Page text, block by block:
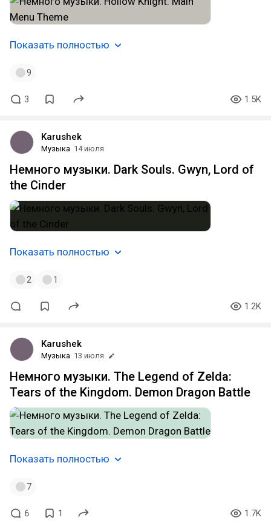
Показать полностью
9
3 1.5K
Karushek
Музыка 14 июля
Немного музыки. Dark Souls. Gwyn, Lord of
the Cinder
Показать полностью
2 1
1.2K
Karushek
Музыка 13 июля
Немного музыки. The Legend of Zelda:
Tears of the Kingdom. Demon Dragon Battle
Показать полностью
7
6 1 1.7K